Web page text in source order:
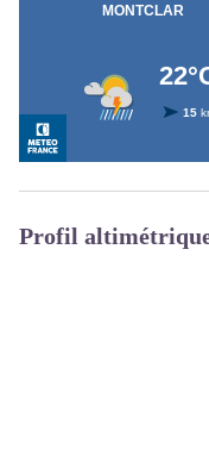
Profil